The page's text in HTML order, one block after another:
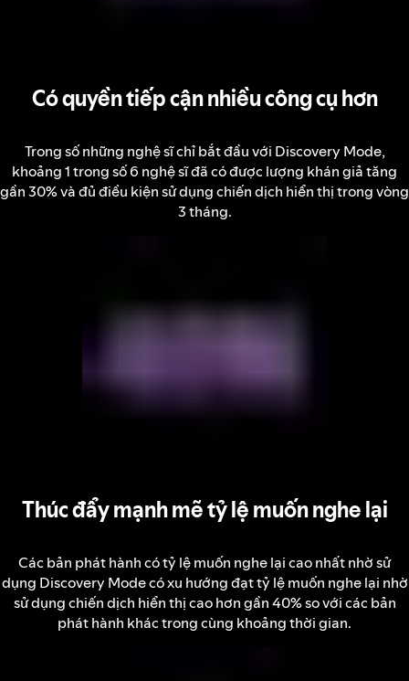
Có quyền tiếp cận nhiều công cụ hơn
Trong số những nghệ sĩ chỉ bắt đầu với Discovery Mode,
khoảng 1 trong số 6 nghệ sĩ đã có được lượng khán giả tăng
gần 30% và đủ điều kiện sử dụng chiến dịch hiển thị trong vòng
3 tháng.
Thúc đẩy mạnh mẽ tỷ lệ muốn nghe lại
Các bản phát hành có tỷ lệ muốn nghe lại cao nhất nhờ sử
dụng Discovery Mode có xu hướng đạt tỷ lệ muốn nghe lại nhờ
sử dụng chiến dịch hiển thị cao hơn gần 40% so với các bản
phát hành khác trong cùng khoảng thời gian.